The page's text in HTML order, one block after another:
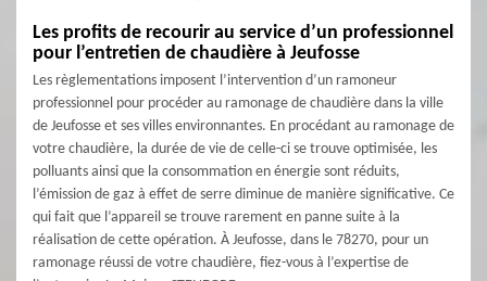
Les profits de recourir au service d’un professionnel
pour l’entretien de chaudière à Jeufosse
Les règlementations imposent l’intervention d’un ramoneur
professionnel pour procéder au ramonage de chaudière dans la ville
de Jeufosse et ses villes environnantes. En procédant au ramonage de
votre chaudière, la durée de vie de celle-ci se trouve optimisée, les
polluants ainsi que la consommation en énergie sont réduits,
l’émission de gaz à effet de serre diminue de manière significative. Ce
qui fait que l’appareil se trouve rarement en panne suite à la
réalisation de cette opération. À Jeufosse, dans le 78270, pour un
ramonage réussi de votre chaudière, fiez-vous à l’expertise de